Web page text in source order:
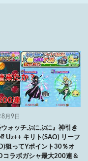
月9日
ウォッチぷにぷに』神引き
Uz++ キリト(SAO) リーフ
狙ってYポイント30％オ
コラボガシャ最大200連＆